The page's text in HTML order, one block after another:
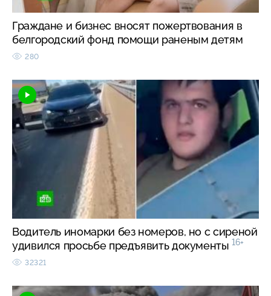
Граждане и бизнес вносят пожертвования в
белгородский фонд помощи раненым детям
280
Водитель иномарки без номеров, но с сиреной
удивился просьбе предъявить документы 16+
32321